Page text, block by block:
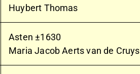
Huybert Thomas
Asten ±1630
Maria Jacob Aerts van de Cruys